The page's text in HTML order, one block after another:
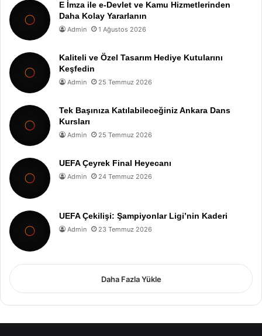
E İmza ile e-Devlet ve Kamu Hizmetlerinden
Daha Kolay Yararlanın
Admin 1 Ağustos 2026
Kaliteli ve Özel Tasarım Hediye Kutularını
Keşfedin
Admin 25 Temmuz 2026
Tek Başınıza Katılabileceğiniz Ankara Dans
Kursları
Admin 25 Temmuz 2026
UEFA Çeyrek Final Heyecanı
Admin 24 Temmuz 2026
UEFA Çekilişi: Şampiyonlar Ligi’nin Kaderi
Admin 23 Temmuz 2026
Daha Fazla Yükle